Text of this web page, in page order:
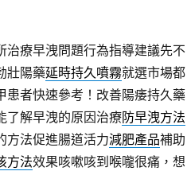
治療早洩問題行為指導建議先不
壯陽藥延時持久噴霧就選市場都
患者快速參考！改善陽痿持久藥
了解早洩的原因治療防早洩方法
方法促進腸道活力減肥產品補助
方法效果咳嗽咳到喉嚨很痛，想